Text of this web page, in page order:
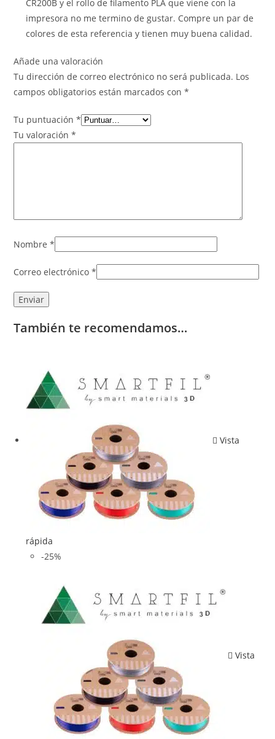
CR200B y el rollo de filamento PLA que viene con la
impresora no me termino de gustar. Compre un par de
colores de esta referencia y tienen muy buena calidad.
Añade una valoración
Tu dirección de correo electrónico no será publicada. Los
campos obligatorios están marcados con*
Tu puntuación*
Tu valoración*
Nombre*
Correo electrónico*
También te recomendamos…
Vista
rápida
-25%
Vista